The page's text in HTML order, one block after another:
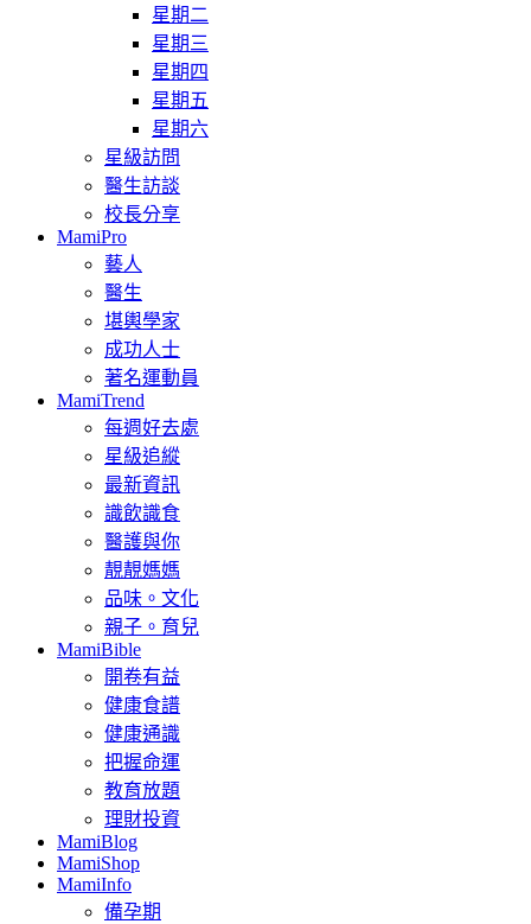
星期二
星期三
星期四
星期五
星期六
星級訪問
醫生訪談
校長分享
MamiPro
藝人
醫生
堪輿學家
成功人士
著名運動員
MamiTrend
每週好去處
星級追縱
最新資訊
識飲識食
醫護與你
靚靚媽媽
品味。文化
親子。育兒
MamiBible
開卷有益
健康食譜
健康通識
把握命運
教育放題
理財投資
MamiBlog
MamiShop
MamiInfo
備孕期